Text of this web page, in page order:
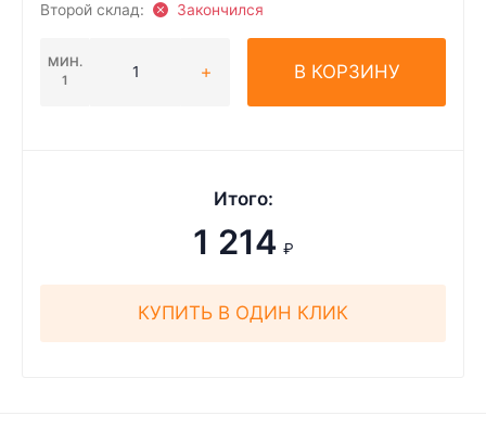
Второй склад:
Закончился
МИН.
1
В КОРЗИНУ
Итого:
1 214 ₽
КУПИТЬ В ОДИН КЛИК